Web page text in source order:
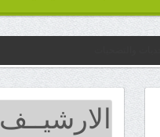
الارشيــف